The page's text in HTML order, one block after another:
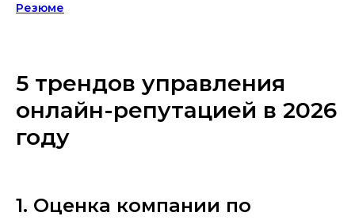
Резюме
5 трендов управления
онлайн-репутацией в 2026
году
1. Оценка компании по